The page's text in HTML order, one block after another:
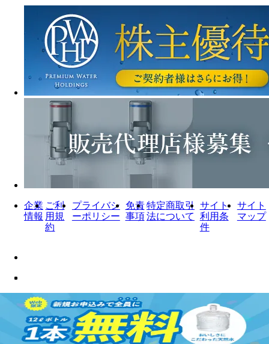
企業
情報
ご利
用規
約
プライバシ
ーポリシー
免責
事項
特定商取引
法について
サイト
利用条
件
サイト
マップ